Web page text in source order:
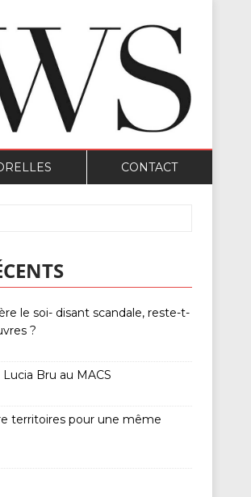
CONTACT
le soi- disant scandale, reste-t-
?
Bru au MACS
territoires pour une même